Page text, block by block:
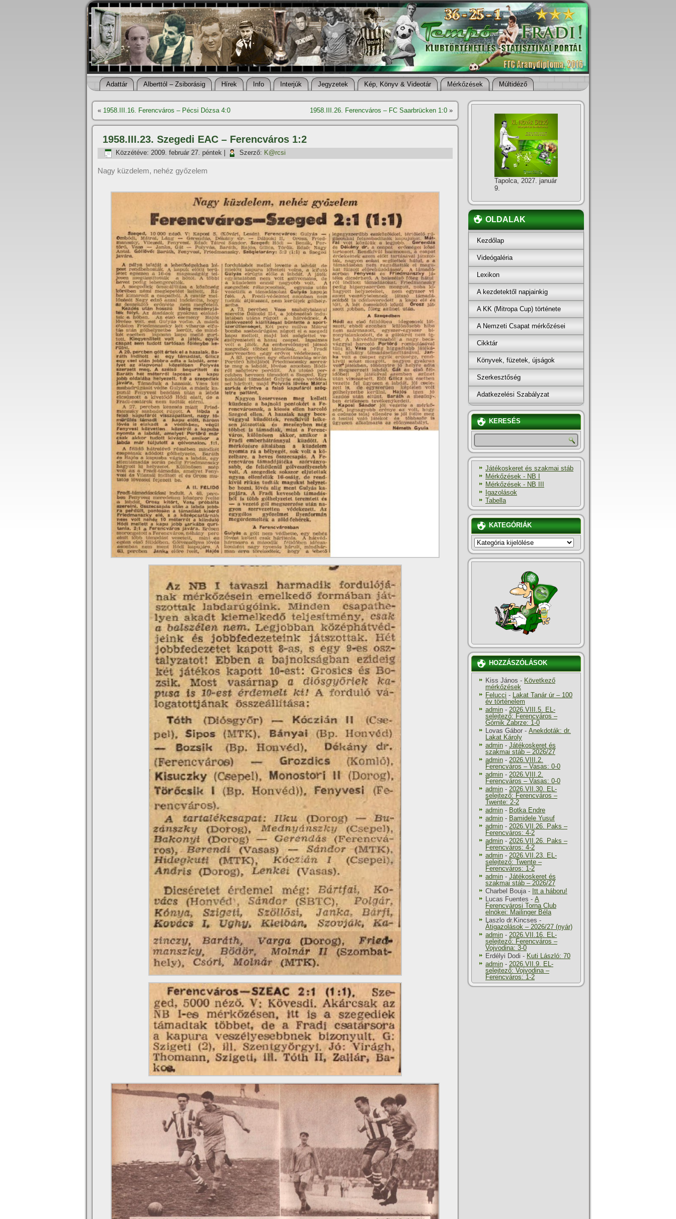
Adattár Alberttól – Zsiborásig Hí­rek Info Interjúk Jegyzetek Kép, Könyv & Videotár Mérkőzések Múltidéző
« 1958.III.16. Ferencváros – Pécsi Dózsa 4:0 1958.III.26. Ferencváros – FC Saarbrücken 1:0 »
1958.III.23. Szegedi EAC – Ferencváros 1:2
Közzétéve: 2009. február 27. péntek Szerző: K@rcsi
Nagy küzdelem, nehéz győzelem
Tapolca, 2027. január
9.
OLDALAK
Kezdőlap
Videógaléria
Lexikon
A kezdetektől napjainkig
A KK (Mitropa Cup) története
A Nemzeti Csapat mérkőzései
Cikktár
Könyvek, füzetek, újságok
Szerkesztőség
Adatkezelési Szabályzat
KERESÉS
Játékoskeret és szakmai stáb
Mérkőzések - NB I
Mérkőzések - NB III
Igazolások
Tabella
KATEGÓRIÁK
KATEGÓRIÁK
HOZZÁSZÓLÁSOK
Kiss János - Következő
mérkőzések
Felucci - Lakat Tanár úr – 100
év történelem
admin - 2026.VIII.5. EL-
selejtező: Ferencváros –
Górnik Zabrze: 1-0
Lovas Gábor - Anekdoták: dr.
Lakat Károly
admin - Játékoskeret és
szakmai stáb – 2026/27
admin - 2026.VIII.2.
Ferencváros – Vasas: 0-0
admin - 2026.VIII.2.
Ferencváros – Vasas: 0-0
admin - 2026.VII.30. EL-
selejtező: Ferencváros –
Twente: 2-2
admin - Botka Endre
admin - Bamidele Yusuf
admin - 2026.VII.26. Paks –
Ferencváros: 4-2
admin - 2026.VII.26. Paks –
Ferencváros: 4-2
admin - 2026.VII.23. EL-
selejtező: Twente –
Ferencváros: 1-2
admin - Játékoskeret és
szakmai stáb – 2026/27
Charbel Bouja- Itt a háboru!
Lucas Fuentes - A
Ferencvárosi Torna Club
elnökei: Mailinger Béla
Laszlo dr.Kincses -
Átigazolások – 2026/27 (nyár)
admin - 2026.VII.16. EL-
selejtező: Ferencváros –
Vojvodina: 3-0
Erdélyi Dodi - Kuti László: 70
admin - 2026.VII.9. EL-
selejtező: Vojvodina –
Ferencváros: 1-2